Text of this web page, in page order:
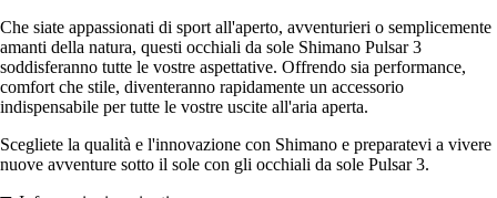
Che siate appassionati di sport all'aperto, avventurieri o semplicemente
amanti della natura, questi occhiali da sole Shimano Pulsar 3
soddisferanno tutte le vostre aspettative. Offrendo sia performance,
comfort che stile, diventeranno rapidamente un accessorio
indispensabile per tutte le vostre uscite all'aria aperta.
Scegliete la qualità e l'innovazione con Shimano e preparatevi a vivere
nuove avventure sotto il sole con gli occhiali da sole Pulsar 3.